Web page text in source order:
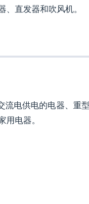
直发器和吹风机。
电供电的电器、
电器。